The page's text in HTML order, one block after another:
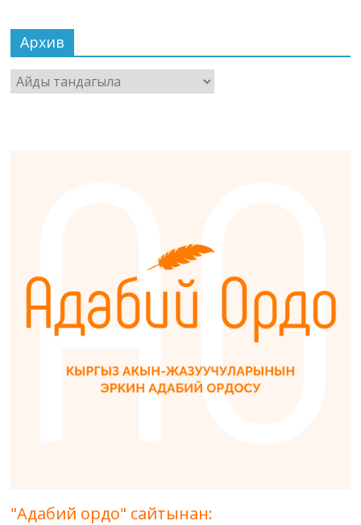
Архив
Архив
"Адабий ордо" сайтынан: